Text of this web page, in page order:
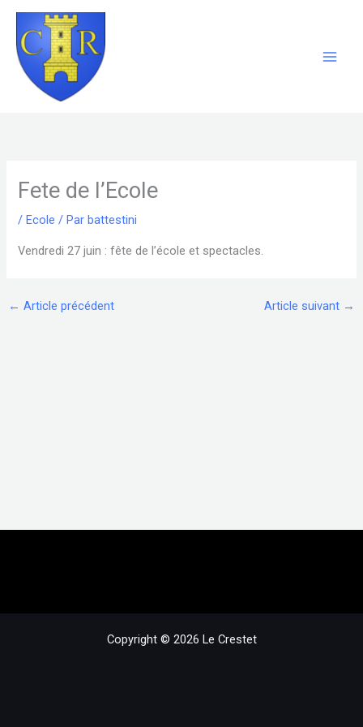
Aller
contenu
Fete de l’Ecole
/ Ecole / Par battestini
Vendredi 27 juin : fête de l’école et spectacles.
← Article précédent Article suivant →
Copyright © 2026 Le Crestet